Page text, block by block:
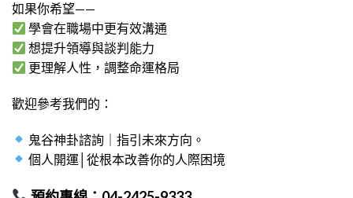
如果你希望——
學會在職場中更有效溝通
想提升領導與談判能力
更理解人性，調整命運格局
歡迎參考我們的：
鬼谷神卦諮詢｜指引未來方向。
個人開運│從根本改善你的人際困境